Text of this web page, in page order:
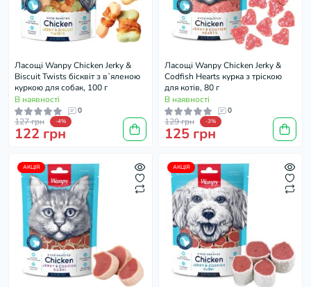
Ласощі Wanpy Chicken Jerky &
Biscuit Twists бісквіт з в`яленою
куркою для собак, 100 г
В наявності
0
127 грн -4%
122 грн
Ласощі Wanpy Chicken Jerky &
Codfish Hearts курка з тріскою
для котів, 80 г
В наявності
0
129 грн -3%
125 грн
АКЦІЯ АКЦІЯ